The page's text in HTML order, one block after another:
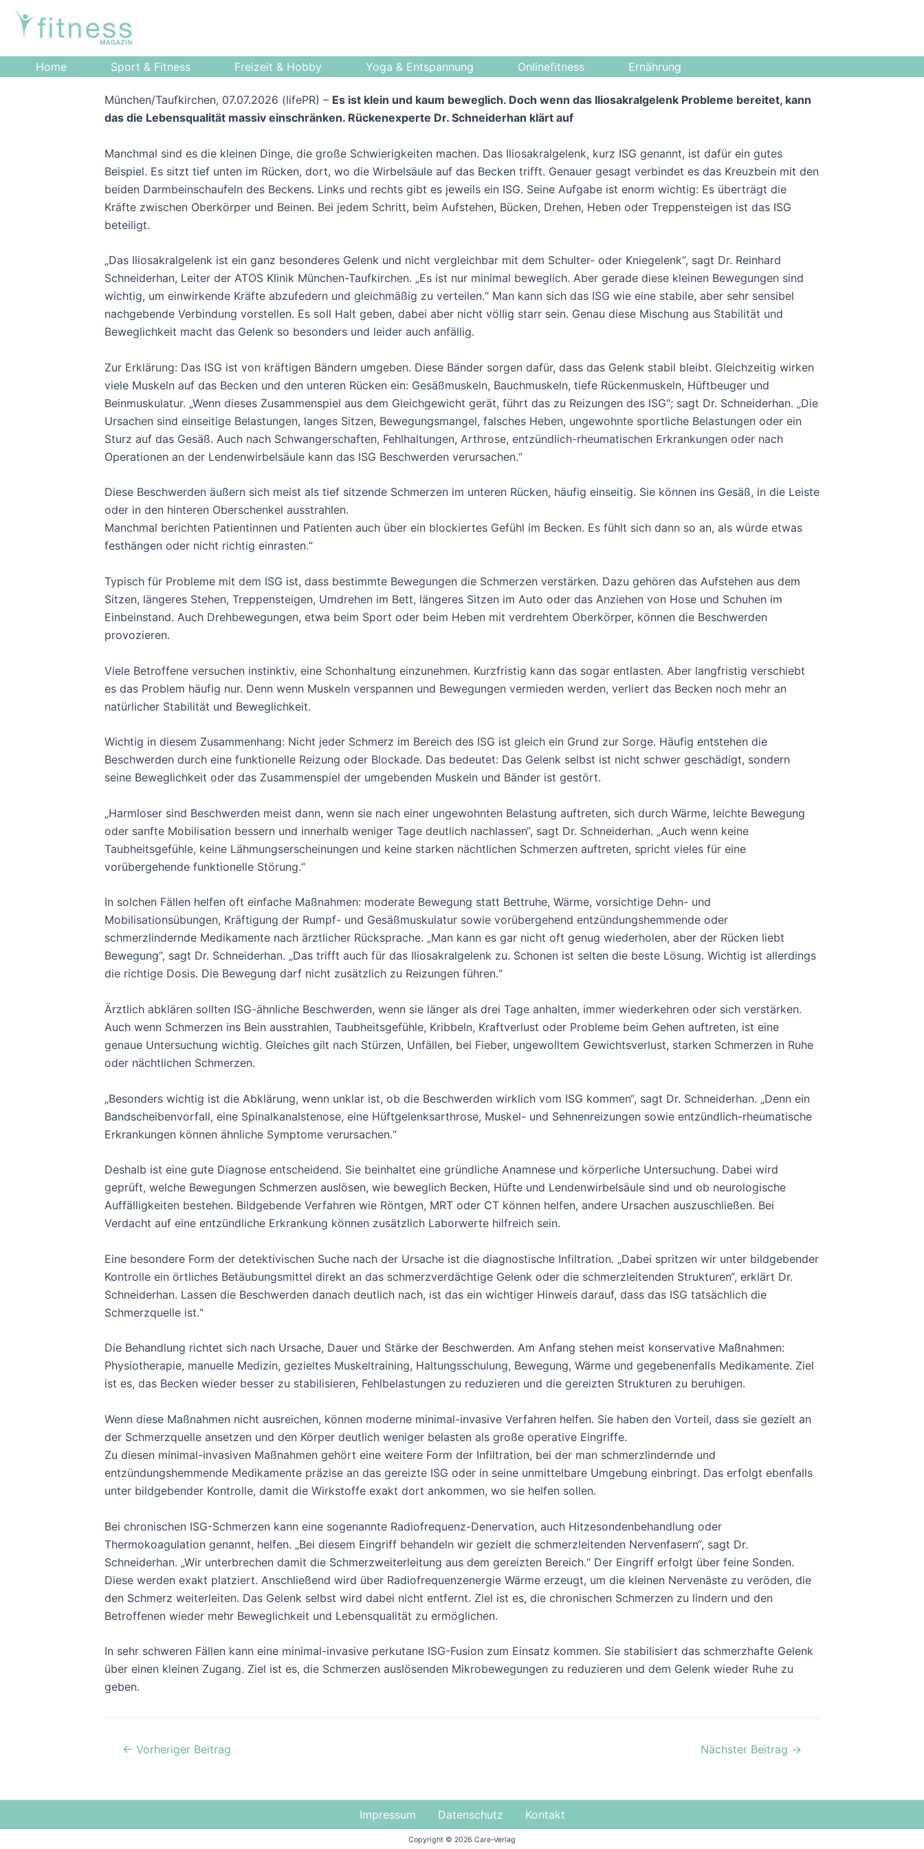
Zum
Inhalt
Home
Sport & Fitness Freizeit & Hobby Yoga & Entspannung Onlinefitness Ernährung
München/Taufkirchen, 07.07.2026 (lifePR) – Es ist klein und kaum beweglich. Doch wenn das Iliosakralgelenk Probleme bereitet, kann
das die Lebensqualität massiv einschränken. Rückenexperte Dr. Schneiderhan klärt auf
Manchmal sind es die kleinen Dinge, die große Schwierigkeiten machen. Das Iliosakralgelenk, kurz ISG genannt, ist dafür ein gutes
Beispiel. Es sitzt tief unten im Rücken, dort, wo die Wirbelsäule auf das Becken trifft. Genauer gesagt verbindet es das Kreuzbein mit den
beiden Darmbeinschaufeln des Beckens. Links und rechts gibt es jeweils ein ISG. Seine Aufgabe ist enorm wichtig: Es überträgt die
Kräfte zwischen Oberkörper und Beinen. Bei jedem Schritt, beim Aufstehen, Bücken, Drehen, Heben oder Treppensteigen ist das ISG
beteiligt.
„Das Iliosakralgelenk ist ein ganz besonderes Gelenk und nicht vergleichbar mit dem Schulter- oder Kniegelenk“, sagt Dr. Reinhard
Schneiderhan, Leiter der ATOS Klinik München-Taufkirchen. „Es ist nur minimal beweglich. Aber gerade diese kleinen Bewegungen sind
wichtig, um einwirkende Kräfte abzufedern und gleichmäßig zu verteilen.“ Man kann sich das ISG wie eine stabile, aber sehr sensibel
nachgebende Verbindung vorstellen. Es soll Halt geben, dabei aber nicht völlig starr sein. Genau diese Mischung aus Stabilität und
Beweglichkeit macht das Gelenk so besonders und leider auch anfällig.
Zur Erklärung: Das ISG ist von kräftigen Bändern umgeben. Diese Bänder sorgen dafür, dass das Gelenk stabil bleibt. Gleichzeitig wirken
viele Muskeln auf das Becken und den unteren Rücken ein: Gesäßmuskeln, Bauchmuskeln, tiefe Rückenmuskeln, Hüftbeuger und
Beinmuskulatur. „Wenn dieses Zusammenspiel aus dem Gleichgewicht gerät, führt das zu Reizungen des ISG“; sagt Dr. Schneiderhan. „Die
Ursachen sind einseitige Belastungen, langes Sitzen, Bewegungsmangel, falsches Heben, ungewohnte sportliche Belastungen oder ein
Sturz auf das Gesäß. Auch nach Schwangerschaften, Fehlhaltungen, Arthrose, entzündlich-rheumatischen Erkrankungen oder nach
Operationen an der Lendenwirbelsäule kann das ISG Beschwerden verursachen.“
Diese Beschwerden äußern sich meist als tief sitzende Schmerzen im unteren Rücken, häufig einseitig. Sie können ins Gesäß, in die Leiste
oder in den hinteren Oberschenkel ausstrahlen.
Manchmal berichten Patientinnen und Patienten auch über ein blockiertes Gefühl im Becken. Es fühlt sich dann so an, als würde etwas
festhängen oder nicht richtig einrasten.“
Typisch für Probleme mit dem ISG ist, dass bestimmte Bewegungen die Schmerzen verstärken. Dazu gehören das Aufstehen aus dem
Sitzen, längeres Stehen, Treppensteigen, Umdrehen im Bett, längeres Sitzen im Auto oder das Anziehen von Hose und Schuhen im
Einbeinstand. Auch Drehbewegungen, etwa beim Sport oder beim Heben mit verdrehtem Oberkörper, können die Beschwerden
provozieren.
Viele Betroffene versuchen instinktiv, eine Schonhaltung einzunehmen. Kurzfristig kann das sogar entlasten. Aber langfristig verschiebt
es das Problem häufig nur. Denn wenn Muskeln verspannen und Bewegungen vermieden werden, verliert das Becken noch mehr an
natürlicher Stabilität und Beweglichkeit.
Wichtig in diesem Zusammenhang: Nicht jeder Schmerz im Bereich des ISG ist gleich ein Grund zur Sorge. Häufig entstehen die
Beschwerden durch eine funktionelle Reizung oder Blockade. Das bedeutet: Das Gelenk selbst ist nicht schwer geschädigt, sondern
seine Beweglichkeit oder das Zusammenspiel der umgebenden Muskeln und Bänder ist gestört.
„Harmloser sind Beschwerden meist dann, wenn sie nach einer ungewohnten Belastung auftreten, sich durch Wärme, leichte Bewegung
oder sanfte Mobilisation bessern und innerhalb weniger Tage deutlich nachlassen“, sagt Dr. Schneiderhan. „Auch wenn keine
Taubheitsgefühle, keine Lähmungserscheinungen und keine starken nächtlichen Schmerzen auftreten, spricht vieles für eine
vorübergehende funktionelle Störung.“
In solchen Fällen helfen oft einfache Maßnahmen: moderate Bewegung statt Bettruhe, Wärme, vorsichtige Dehn- und
Mobilisationsübungen, Kräftigung der Rumpf- und Gesäßmuskulatur sowie vorübergehend entzündungshemmende oder
schmerzlindernde Medikamente nach ärztlicher Rücksprache. „Man kann es gar nicht oft genug wiederholen, aber der Rücken liebt
Bewegung“, sagt Dr. Schneiderhan. „Das trifft auch für das Iliosakralgelenk zu. Schonen ist selten die beste Lösung. Wichtig ist allerdings
die richtige Dosis. Die Bewegung darf nicht zusätzlich zu Reizungen führen.“
Ärztlich abklären sollten ISG-ähnliche Beschwerden, wenn sie länger als drei Tage anhalten, immer wiederkehren oder sich verstärken.
Auch wenn Schmerzen ins Bein ausstrahlen, Taubheitsgefühle, Kribbeln, Kraftverlust oder Probleme beim Gehen auftreten, ist eine
genaue Untersuchung wichtig. Gleiches gilt nach Stürzen, Unfällen, bei Fieber, ungewolltem Gewichtsverlust, starken Schmerzen in Ruhe
oder nächtlichen Schmerzen.
„Besonders wichtig ist die Abklärung, wenn unklar ist, ob die Beschwerden wirklich vom ISG kommen“, sagt Dr. Schneiderhan. „Denn ein
Bandscheibenvorfall, eine Spinalkanalstenose, eine Hüftgelenksarthrose, Muskel- und Sehnenreizungen sowie entzündlich-rheumatische
Erkrankungen können ähnliche Symptome verursachen.“
Deshalb ist eine gute Diagnose entscheidend. Sie beinhaltet eine gründliche Anamnese und körperliche Untersuchung. Dabei wird
geprüft, welche Bewegungen Schmerzen auslösen, wie beweglich Becken, Hüfte und Lendenwirbelsäule sind und ob neurologische
Auffälligkeiten bestehen. Bildgebende Verfahren wie Röntgen, MRT oder CT können helfen, andere Ursachen auszuschließen. Bei
Verdacht auf eine entzündliche Erkrankung können zusätzlich Laborwerte hilfreich sein.
Eine besondere Form der detektivischen Suche nach der Ursache ist die diagnostische Infiltration. „Dabei spritzen wir unter bildgebender
Kontrolle ein örtliches Betäubungsmittel direkt an das schmerzverdächtige Gelenk oder die schmerzleitenden Strukturen“, erklärt Dr.
Schneiderhan. Lassen die Beschwerden danach deutlich nach, ist das ein wichtiger Hinweis darauf, dass das ISG tatsächlich die
Schmerzquelle ist.“
Die Behandlung richtet sich nach Ursache, Dauer und Stärke der Beschwerden. Am Anfang stehen meist konservative Maßnahmen:
Physiotherapie, manuelle Medizin, gezieltes Muskeltraining, Haltungsschulung, Bewegung, Wärme und gegebenenfalls Medikamente. Ziel
ist es, das Becken wieder besser zu stabilisieren, Fehlbelastungen zu reduzieren und die gereizten Strukturen zu beruhigen.
Wenn diese Maßnahmen nicht ausreichen, können moderne minimal-invasive Verfahren helfen. Sie haben den Vorteil, dass sie gezielt an
der Schmerzquelle ansetzen und den Körper deutlich weniger belasten als große operative Eingriffe.
Zu diesen minimal-invasiven Maßnahmen gehört eine weitere Form der Infiltration, bei der man schmerzlindernde und
entzündungshemmende Medikamente präzise an das gereizte ISG oder in seine unmittelbare Umgebung einbringt. Das erfolgt ebenfalls
unter bildgebender Kontrolle, damit die Wirkstoffe exakt dort ankommen, wo sie helfen sollen.
Bei chronischen ISG-Schmerzen kann eine sogenannte Radiofrequenz-Denervation, auch Hitzesondenbehandlung oder
Thermokoagulation genannt, helfen. „Bei diesem Eingriff behandeln wir gezielt die schmerzleitenden Nervenfasern“, sagt Dr.
Schneiderhan. „Wir unterbrechen damit die Schmerzweiterleitung aus dem gereizten Bereich.“ Der Eingriff erfolgt über feine Sonden.
Diese werden exakt platziert. Anschließend wird über Radiofrequenzenergie Wärme erzeugt, um die kleinen Nervenäste zu veröden, die
den Schmerz weiterleiten. Das Gelenk selbst wird dabei nicht entfernt. Ziel ist es, die chronischen Schmerzen zu lindern und den
Betroffenen wieder mehr Beweglichkeit und Lebensqualität zu ermöglichen.
In sehr schweren Fällen kann eine minimal-invasive perkutane ISG-Fusion zum Einsatz kommen. Sie stabilisiert das schmerzhafte Gelenk
über einen kleinen Zugang. Ziel ist es, die Schmerzen auslösenden Mikrobewegungen zu reduzieren und dem Gelenk wieder Ruhe zu
geben.
navigation
← Vorheriger Beitrag Nächster Beitrag →
Impressum Datenschutz Kontakt
Copyright © 2026 Care-Verlag